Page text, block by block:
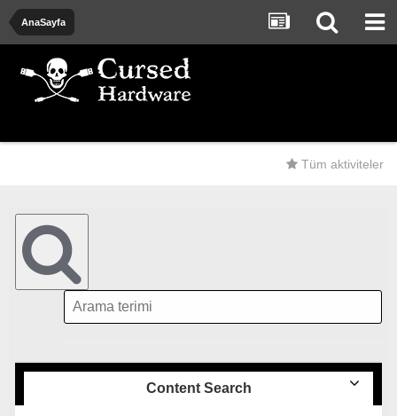
AnaSayfa
Tüm aktiviteler
Content Search